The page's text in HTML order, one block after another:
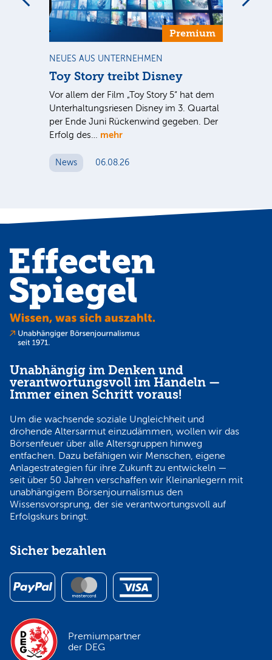
Premium
NEUES AUS UNTERNEHMEN
Toy Story treibt Disney
Vor allem der Film „Toy Story 5“ hat dem
Unterhaltungsriesen Disney im 3. Quartal
per Ende Juni Rückenwind gegeben. Der
Erfolg des… mehr
News 06.08.26
Unabhängig im Denken und
verantwortungsvoll im Handeln —
Immer einen Schritt voraus!
Um die wachsende soziale Ungleichheit und
drohende Altersarmut einzudämmen, wollen wir das
Börsenfeuer über alle Altersgruppen hinweg
entfachen. Dazu befähigen wir Menschen, eigene
Anlagestrategien für ihre Zukunft zu entwickeln —
seit über 50 Jahren verschaffen wir Kleinanlegern mit
unabhängigem Börsenjournalismus den
Wissensvorsprung, der sie verantwortungsvoll auf
Erfolgskurs bringt.
Sicher bezahlen
Premiumpartner
der DEG